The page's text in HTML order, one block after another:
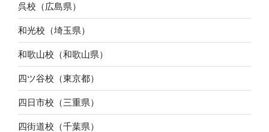
呉校（広島県）
和光校（埼玉県）
和歌山校（和歌山県）
四ツ谷校（東京都）
四日市校（三重県）
四街道校（千葉県）